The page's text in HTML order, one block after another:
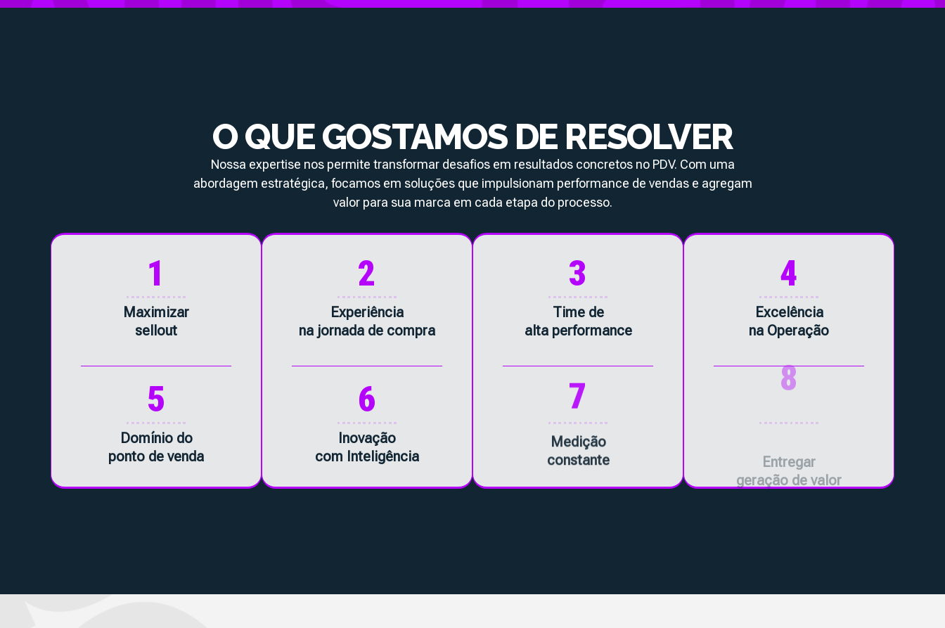
O QUE GOSTAMOS DE RESOLVER
Nossa expertise nos permite transformar desafios em resultados concretos no PDV. Com uma
abordagem estratégica, focamos em soluções que impulsionam performance de vendas e agregam
valor para sua marca em cada etapa do processo.
1
Maximizar
sellout
2
Experiência
na jornada de compra
3
Time de
alta performance
4
Excelência
na Operação
5
Domínio do
ponto de venda
6
Inovação
com Inteligência
7
Medição
constante
8
geração de valor